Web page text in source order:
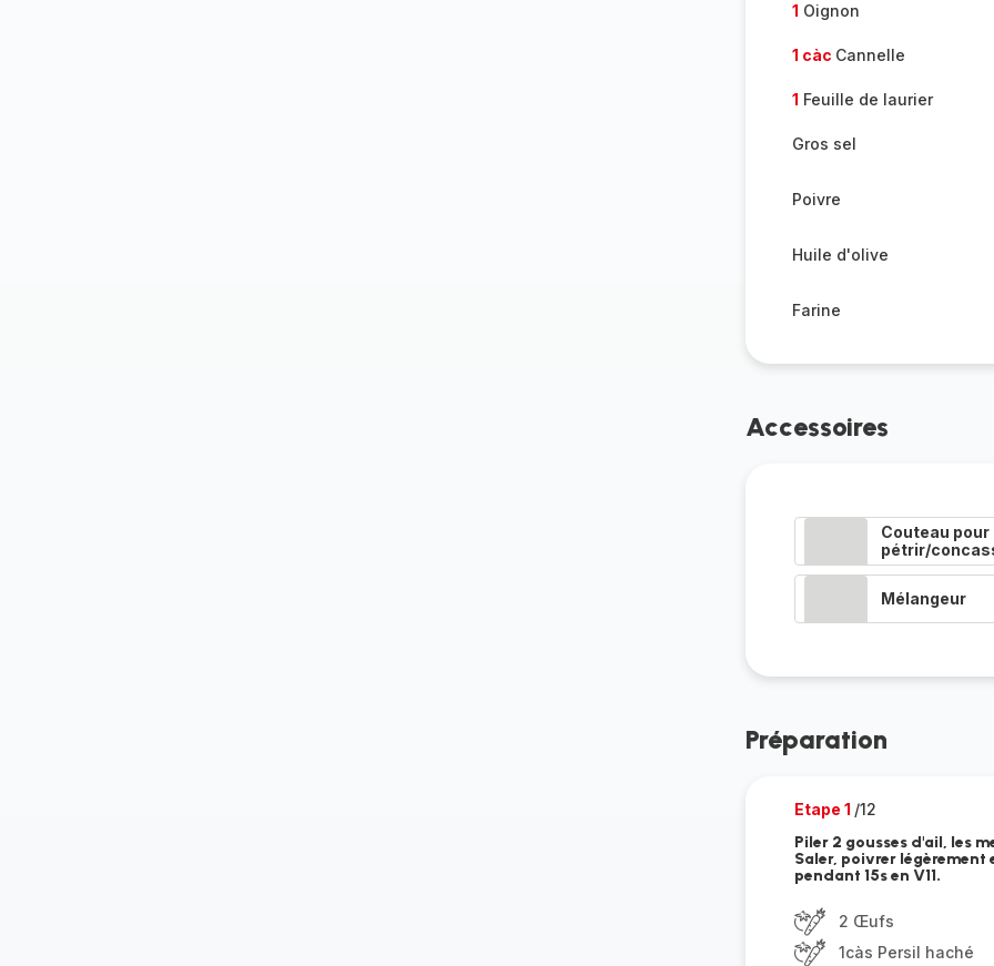
1 Oignon
1 càc Cannelle
1 Feuille de laurier
Gros sel
Poivre
Huile d'olive
Farine
Accessoires
Couteau pour
pétrir/
Mélangeur
Préparation
Etape 1 /12
Piler 2 gousses d'ail, les
Saler, poivrer
pendant 15s en V11.
2 Œufs
1càs Persil haché